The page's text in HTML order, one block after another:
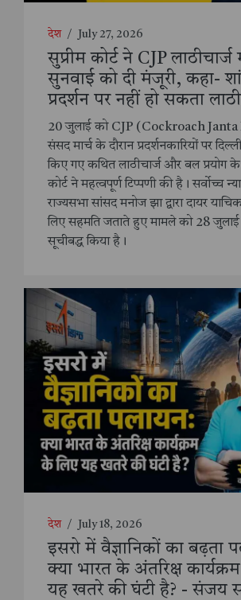
देश / July 27, 2026
सुप्रीम कोर्ट ने CJP
सुनवाई को दी मंजूरी, कहा-
प्रदर्शन पर नहीं हो सकता
20 जुलाई को CJP (Cockroach
संसद मार्च के दौरान प्रदर्शनकारियों पर दिल्ली
किए गए कथित लाठीचार्ज और बल प्रयोग के
कोर्ट ने महत्वपूर्ण टिप्पणी की है। सर्वोच्च
राज्यसभा सांसद मनोज झा द्वारा दायर
लिए सहमति जताते हुए मामले को 28
सूचीबद्ध किया है।
देश / July 18, 2026
इसरो में वैज्ञानिकों का बढ़ता
क्या भारत के अंतरिक्ष
यह खतरे की घंटी है? - संजय